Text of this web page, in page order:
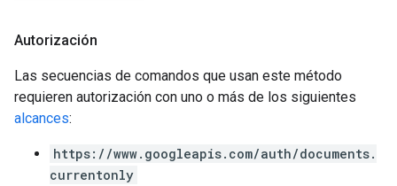
Autorización
Las secuencias de comandos que usan este método
requieren autorización con uno o más de los siguientes
alcances:
https://www.googleapis.com/auth/documents.
currentonly